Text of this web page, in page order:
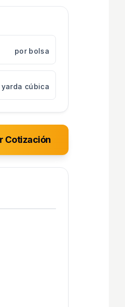
por bolsa
yarda cúbica
Cotización